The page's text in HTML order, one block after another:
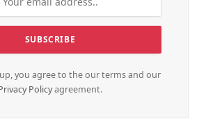
you agree to the our terms and our
Policyagreement.